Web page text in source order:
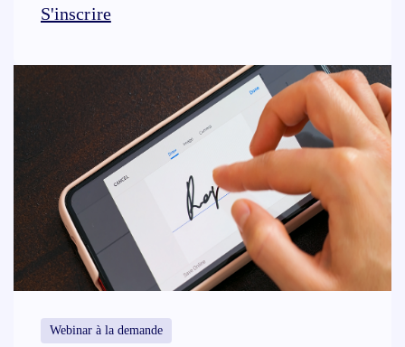
S'inscrire
Webinar à la demande